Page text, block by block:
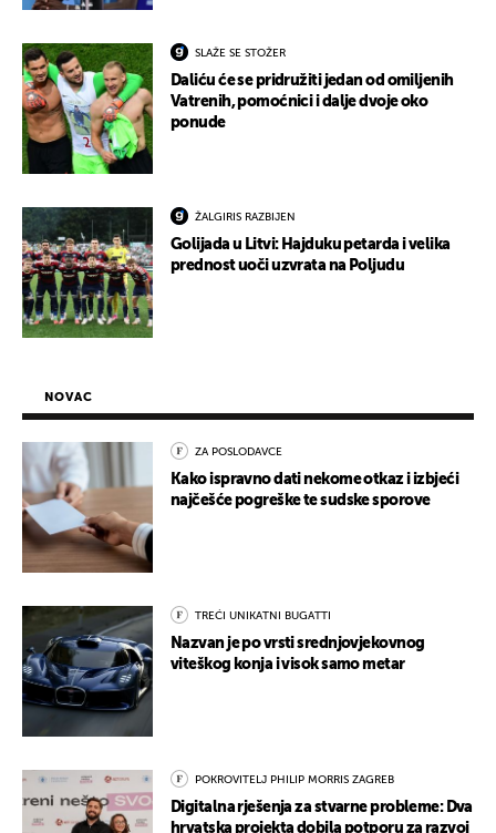
SLAŽE SE STOŽER
Daliću će se pridružiti jedan od omiljenih
Vatrenih, pomoćnici i dalje dvoje oko
ponude
ŽALGIRIS RAZBIJEN
Golijada u Litvi: Hajduku petarda i velika
prednost uoči uzvrata na Poljudu
NOVAC
ZA POSLODAVCE
Kako ispravno dati nekome otkaz i izbjeći
najčešće pogreške te sudske sporove
TREĆI UNIKATNI BUGATTI
Nazvan je po vrsti srednjovjekovnog
viteškog konja i visok samo metar
POKROVITELJ PHILIP MORRIS ZAGREB
Digitalna rješenja za stvarne probleme: Dva
hrvatska projekta dobila potporu za razvoj